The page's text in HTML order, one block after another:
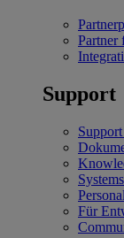
Partner
Support
Für